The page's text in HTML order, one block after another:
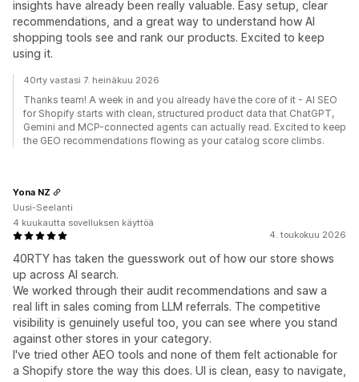
insights have already been really valuable. Easy setup, clear
recommendations, and a great way to understand how AI
shopping tools see and rank our products. Excited to keep
using it.
40rty vastasi 7. heinäkuu 2026
Thanks team! A week in and you already have the core of it - AI SEO
for Shopify starts with clean, structured product data that ChatGPT,
Gemini and MCP-connected agents can actually read. Excited to keep
the GEO recommendations flowing as your catalog score climbs.
4. toukokuu 2026
40RTY has taken the guesswork out of how our store shows
up across AI search.
We worked through their audit recommendations and saw a
real lift in sales coming from LLM referrals. The competitive
visibility is genuinely useful too, you can see where you stand
against other stores in your category.
I've tried other AEO tools and none of them felt actionable for
a Shopify store the way this does. UI is clean, easy to navigate,
Yona NZ
Uusi-Seelanti
4 kuukautta sovelluksen käyttöä